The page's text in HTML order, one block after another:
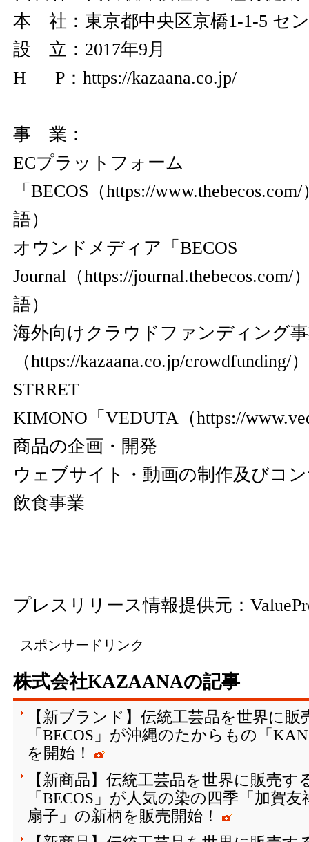
本 社：東京都中央区京橋1-1-5 セ
設 立：2017年9月
H P： https://kazaana.co.jp/
事 業：
ECプラットフォーム
「BECOS（https://www.thebecos.com/
語）
オウンドメディア「BECOS
Journal（https://journal.thebecos.com/
語）
海外向けクラウドファンディング
（https://kazaana.co.jp/crowdfunding/）
STRRET
KIMONO「VEDUTA（https://
商品の企画・開発
ウェブサイト・動画の制作及びコ
飲食事業
プレスリリース情報提供元：
スポンサードリンク
株式会社KAZAANAの記事
【新ブランド】伝統工芸品を世界に販
「BECOS」が沖縄のたからもの「
を開始！
【新商品】伝統工芸品を世界に販売す
「BECOS」が人気の染の四季「加賀
扇子」の新柄を販売開始！